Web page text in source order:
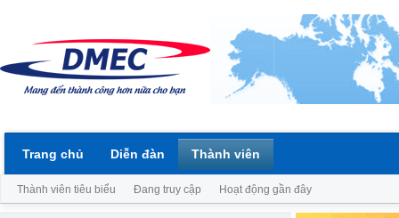
Trang chủ Diễn đàn Thành viên
Thành viên tiêu biểu Đang truy cập Hoạt động gần đây